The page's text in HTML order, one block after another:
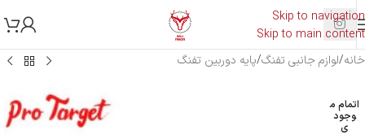
Skip to navigation
Skip to main content
خانه/لوازم جانبی تفنگ/پایه دوربین تفنگ
اتمام م
وجود
ی